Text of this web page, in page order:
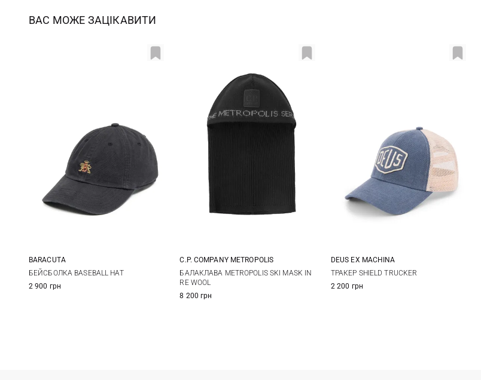
ВАС МОЖЕ ЗАЦІКАВИТИ
One size
BARACUTA
БЕЙСБОЛКА BASEBALL HAT
2 900 грн
One size
C.P. COMPANY METROPOLIS
БАЛАКЛАВА METROPOLIS SKI MASK IN
RE WOOL
8 200 грн
One size
DEUS EX MACHINА
ТРАКЕР SHIELD TRUCKER
2 200 грн